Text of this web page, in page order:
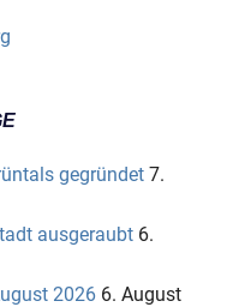
gegründet 7.
ausgeraubt 6.
2026 6. August